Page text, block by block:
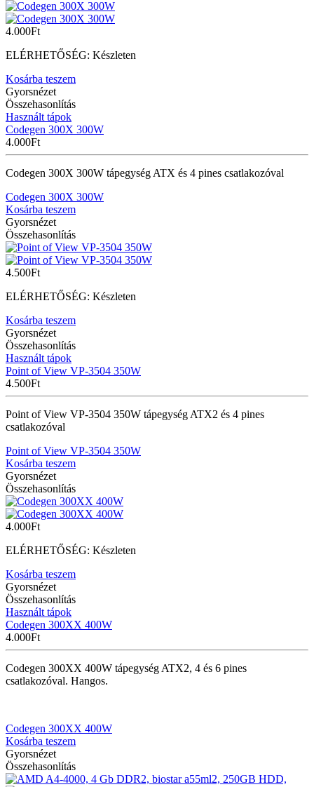
4.000Ft
ELÉRHETŐSÉG: Készleten
Kosárba teszem
Gyorsnézet
Összehasonlítás
Használt tápok
Codegen 300X 300W
4.000Ft
Codegen 300X 300W tápegység ATX és 4 pines csatlakozóval
Codegen 300X 300W
Kosárba teszem
Gyorsnézet
Összehasonlítás
4.500Ft
ELÉRHETŐSÉG: Készleten
Kosárba teszem
Gyorsnézet
Összehasonlítás
Használt tápok
Point of View VP-3504 350W
4.500Ft
Point of View VP-3504 350W tápegység ATX2 és 4 pines
csatlakozóval
Point of View VP-3504 350W
Kosárba teszem
Gyorsnézet
Összehasonlítás
4.000Ft
ELÉRHETŐSÉG: Készleten
Kosárba teszem
Gyorsnézet
Összehasonlítás
Használt tápok
Codegen 300XX 400W
4.000Ft
Codegen 300XX 400W tápegység ATX2, 4 és 6 pines
csatlakozóval. Hangos.
Codegen 300XX 400W
Kosárba teszem
Gyorsnézet
Összehasonlítás